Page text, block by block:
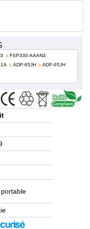
FSP330-AAAN3
ADP-65JH
ADP-65JH